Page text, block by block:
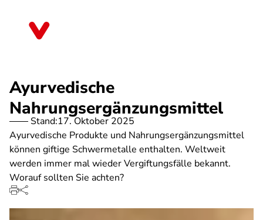
Ayurvedische
Nahrungsergänzungsmittel
Stand:17. Oktober 2025
Ayurvedische Produkte und Nahrungsergänzungsmittel
können giftige Schwermetalle enthalten. Weltweit
werden immer mal wieder Vergiftungsfälle bekannt.
Worauf sollten Sie achten?